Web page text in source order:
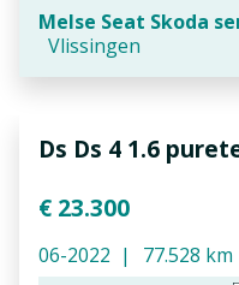
Melse Seat Skoda
Vlissingen
Ds Ds 4 1.6
€ 23.300
06-2022 77.528 km